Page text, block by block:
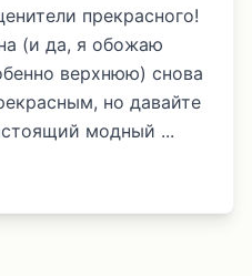
прекрасного!
(и да, я обожаю
верхнюю) снова
но давайте
модный ...